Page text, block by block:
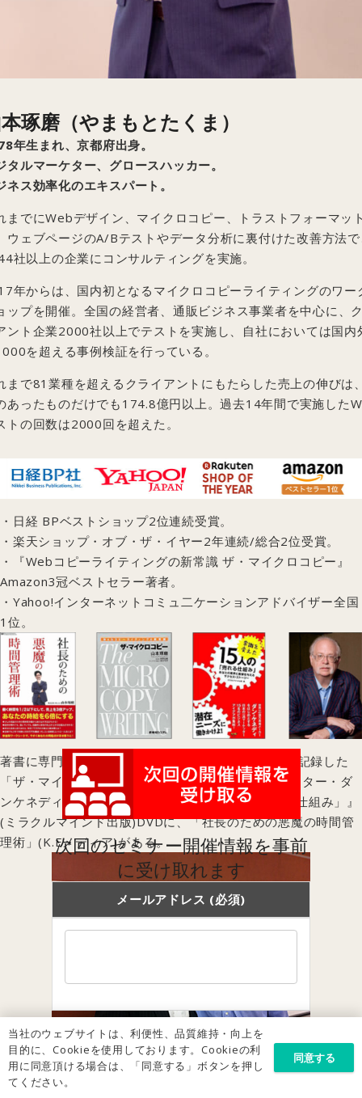
琢磨（やまもとたくま）
年生まれ、京都府出身。
タルマーケター、グロースハッカー。
ネス効率化のエキスパート。
までにWebデザイン、マイクロコピー、トラストフォーマッ
ウェブページのA/Bテストやデータ分析に裏付けた改善方法
社以上の企業にコンサルティングを実施。
年からは、国内初となるマイクロコピーライティングのワー
ップを開催。全国の経営者、通販ビジネス事業者を中心に、
ント企業2000社以上でテストを実施し、自社においては国内
を超える事例検証を行っている。
まで81業種を超えるクライアントにもたらした売上の伸びは
あったものだけでも174.8億円以上。過去14年間で実施した
トの回数は2000回を超えた。
・日経 BPベストショップ2位連続受賞。
・楽天ショップ・オブ・ザ・イヤー2年連続/総合2位受賞。
・『Webコピーライティングの新常識 ザ・マイクロコピー』
Amazon3冠ベストセラー著者。
・Yahoo!インターネットコミュ二ケーションアドバイザー全国
1位。
著書に専門書では異例のAmazon3冠ベストセラーを記録した
「ザ・マイクロコピー」(秀和システム)、米国マーケター・ダ
ンケネディとの共著『常識を変えた15人の「売れる仕組み」』
(ミラクルマインド出版)DVDに、「社長のための悪魔の時間管
理術」(K.Eメディア)がある。
『7つの習慣』で有名な「フランクリン・コヴィー社」を世界に広げたロイスクルー
ガー氏から直接マネジメント指導を受けている。
次回のセミナー開催情報を事前
に受け取れます
メールアドレス (必須)
当社のウェブサイトは、利便性、品質維持・向上を
目的に、Cookieを使用しております。Cookieの利
用に同意頂ける場合は、「同意する」ボタンを押し
てください。
同意する